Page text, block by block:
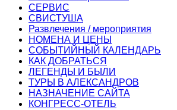
СЕРВИС
СВИСТУША
Развлечения / мероприятия
НОМЕНА И ЦЕНЫ
СОБЫТИЙНЫЙ КАЛЕНДАРЬ
КАК ДОБРАТЬСЯ
ЛЕГЕНДЫ И БЫЛИ
ТУРЫ В АЛЕКСАНДРОВ
НАЗНАЧЕНИЕ САЙТА
КОНГРЕСС-ОТЕЛЬ